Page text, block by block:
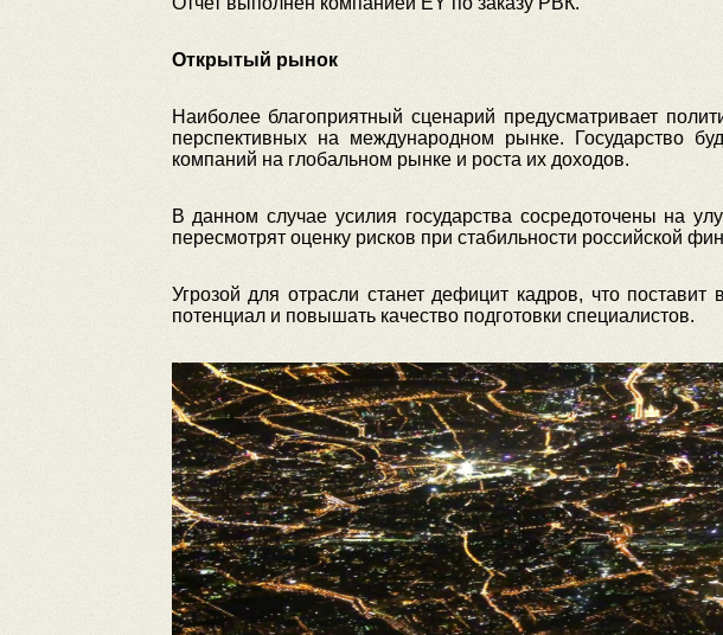
Открытый рынок
Наиболее благоприятный сценарий предусматривает
перспективных на международном рынке. Государство
компаний на глобальном рынке и роста их доходов.
В данном случае усилия государства сосредоточены на
пересмотрят оценку рисков при стабильности российской
Угрозой для отрасли станет дефицит кадров, что
потенциал и повышать качество подготовки специалистов.